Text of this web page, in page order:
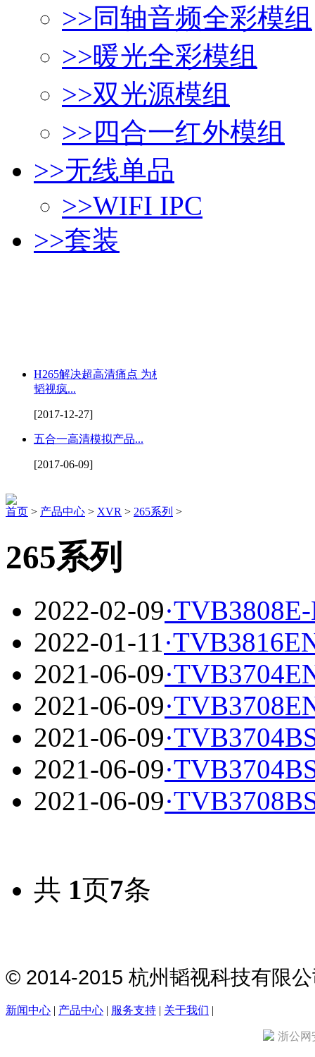
>>同轴音频全彩模组
>>暖光全彩模组
>>双光源模组
>>四合一红外模组
>>无线单品
>>WIFI IPC
>>套装
H265解决超高清痛点 为杭州
韬视疯...
[2017-12-27]
五合一高清模拟产品...
[2017-06-09]
首页 > 产品中心 > XVR > 265系列 >
265系列
2022-02-09·
2022-01-11·
2021-06-09·
2021-06-09·
2021-06-09·
2021-06-09·
2021-06-09·
共 1页7条
© 2014-2015 杭州韬视科技有限
新闻中心 | 产品中心 | 服务支持 | 关于我们 |
浙公网